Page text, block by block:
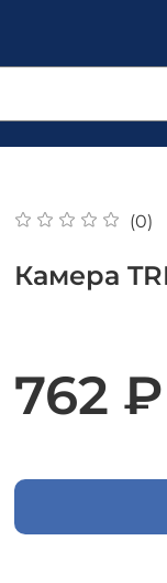
(0)
Камера
762 ₽